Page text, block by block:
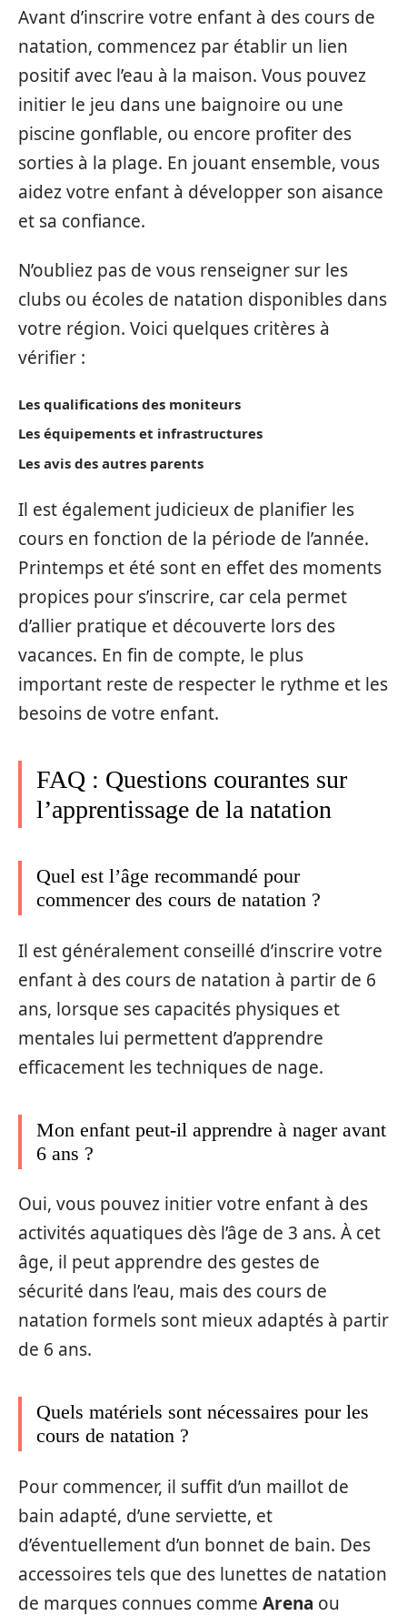
Avant d’inscrire votre enfant à des cours de
natation, commencez par établir un lien
positif avec l’eau à la maison. Vous pouvez
initier le jeu dans une baignoire ou une
piscine gonflable, ou encore profiter des
sorties à la plage. En jouant ensemble, vous
aidez votre enfant à développer son aisance
et sa confiance.
N’oubliez pas de vous renseigner sur les
clubs ou écoles de natation disponibles dans
votre région. Voici quelques critères à
vérifier :
Les qualifications des moniteurs
Les équipements et infrastructures
Les avis des autres parents
Il est également judicieux de planifier les
cours en fonction de la période de l’année.
Printemps et été sont en effet des moments
propices pour s’inscrire, car cela permet
d’allier pratique et découverte lors des
vacances. En fin de compte, le plus
important reste de respecter le rythme et les
besoins de votre enfant.
FAQ : Questions courantes sur
l’apprentissage de la natation
Quel est l’âge recommandé pour
commencer des cours de natation ?
Il est généralement conseillé d’inscrire votre
enfant à des cours de natation à partir de 6
ans, lorsque ses capacités physiques et
mentales lui permettent d’apprendre
efficacement les techniques de nage.
Mon enfant peut-il apprendre à nager avant
6 ans ?
Oui, vous pouvez initier votre enfant à des
activités aquatiques dès l’âge de 3 ans. À cet
âge, il peut apprendre des gestes de
sécurité dans l’eau, mais des cours de
natation formels sont mieux adaptés à partir
de 6 ans.
Quels matériels sont nécessaires pour les
cours de natation ?
Pour commencer, il suffit d’un maillot de
bain adapté, d’une serviette, et
d’éventuellement d’un bonnet de bain. Des
accessoires tels que des lunettes de natation
de marques connues comme Arena ou